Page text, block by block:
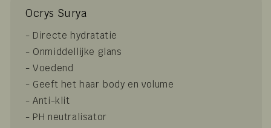
Ocrys Surya
- Directe hydratatie
- Onmiddellijke glans
- Voedend
- Geeft het haar body en volume
- Anti-klit
- PH neutralisator